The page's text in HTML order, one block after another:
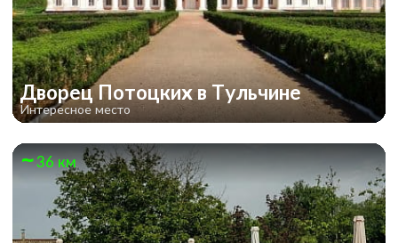
Дворец Потоцких в Тульчине
Интересное место
36 км